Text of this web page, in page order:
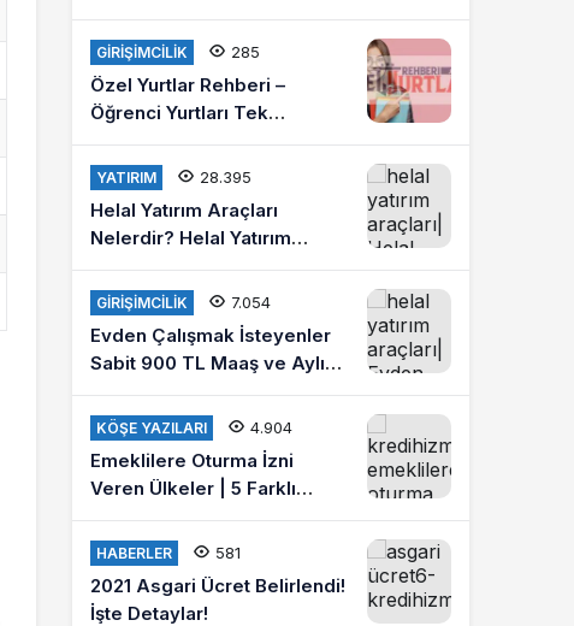
Arttırın
GIRIŞIMCILIK 285
Özel Yurtlar Rehberi –
Öğrenci Yurtları Tek
Platformda
YATIRIM 28.395
Helal Yatırım Araçları
Nelerdir? Helal Yatırım
Yapmak İstiyorum Diyenlere
Tavsiyeler?
GIRIŞIMCILIK 7.054
Evden Çalışmak İsteyenler
Sabit 900 TL Maaş ve Aylık
4 Bin Lira Kazanmak İster
misiniz?
KÖŞE YAZILARI 4.904
Emeklilere Oturma İzni
Veren Ülkeler | 5 Farklı
Ülkede Emeklilik Hayatı
Yaşayın
HABERLER 581
2021 Asgari Ücret Belirlendi!
İşte Detaylar!